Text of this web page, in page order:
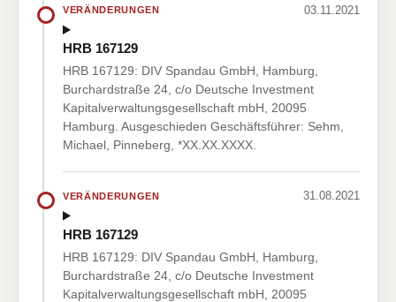
VERÄNDERUNGEN 03.11.2021
HRB 167129
HRB 167129: DIV Spandau GmbH, Hamburg,
Burchardstraße 24, c/o Deutsche Investment
Kapitalverwaltungsgesellschaft mbH, 20095
Hamburg. Ausgeschieden Geschäftsführer: Sehm,
Michael, Pinneberg, *XX.XX.XXXX.
VERÄNDERUNGEN 31.08.2021
HRB 167129
HRB 167129: DIV Spandau GmbH, Hamburg,
Burchardstraße 24, c/o Deutsche Investment
Kapitalverwaltungsgesellschaft mbH, 20095